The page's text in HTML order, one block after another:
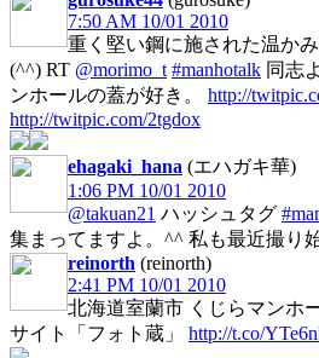
7:50 AM 10/01 2010
重く堅い鋼に施された温か
(^^) RT @morimo_t #manhotalk 同志
ンホールの蓋が好き。 http://
http://twitpic.com/2tgdox
ehagaki_hana (エハガキ華)
1:06 PM 10/01 2010
@takuan21 ハッシュタグ
集まってますよ。^^ 私も最近撮り
reinorth (reinorth)
2:41 PM 10/01 2010
北海道室蘭市 くじらマンホ
サイト「フォト蔵」 http://t.co/